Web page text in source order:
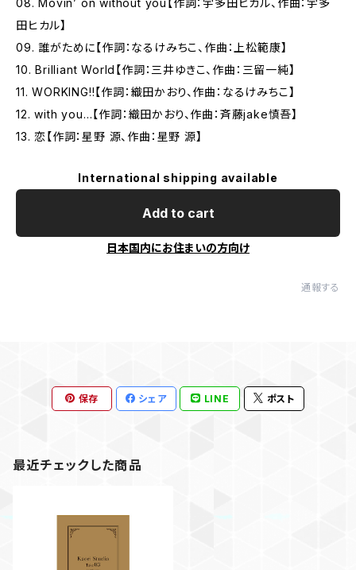
08. Movin’ on without you【作詞：宇多田ヒカル、作曲：宇多
田ヒカル】
09. 誰がために【作詞：なるけみちこ、作曲：上松範康】
10. Brilliant World【作詞：三井ゆきこ、作曲：三留一純】
11. WORKING!!【作詞：織田かおり、作曲：なるけみちこ】
12. with you…【作詞：織田かおり、作曲：斉藤jake慎吾】
13. 恋【作詞：星野 源、作曲：星野 源】
International shipping available
Add to cart
日本国内にお住まいの方向け
通報する
保存 シェア LINE ポスト
最近チェックした商品